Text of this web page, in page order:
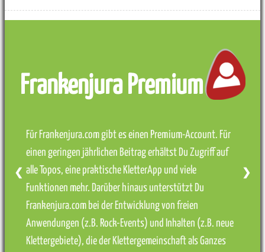
Frankenjura Premium
Für Frankenjura.com gibt es einen Premium-Account. Für
einen geringen jährlichen Beitrag erhältst Du Zugriff auf
alle Topos, eine praktische KletterApp und viele
Funktionen mehr. Darüber hinaus unterstützt Du
Frankenjura.com bei der Entwicklung von freien
Anwendungen (z.B. Rock-Events) und Inhalten (z.B. neue
Klettergebiete), die der Klettergemeinschaft als Ganzes
❮ ❯